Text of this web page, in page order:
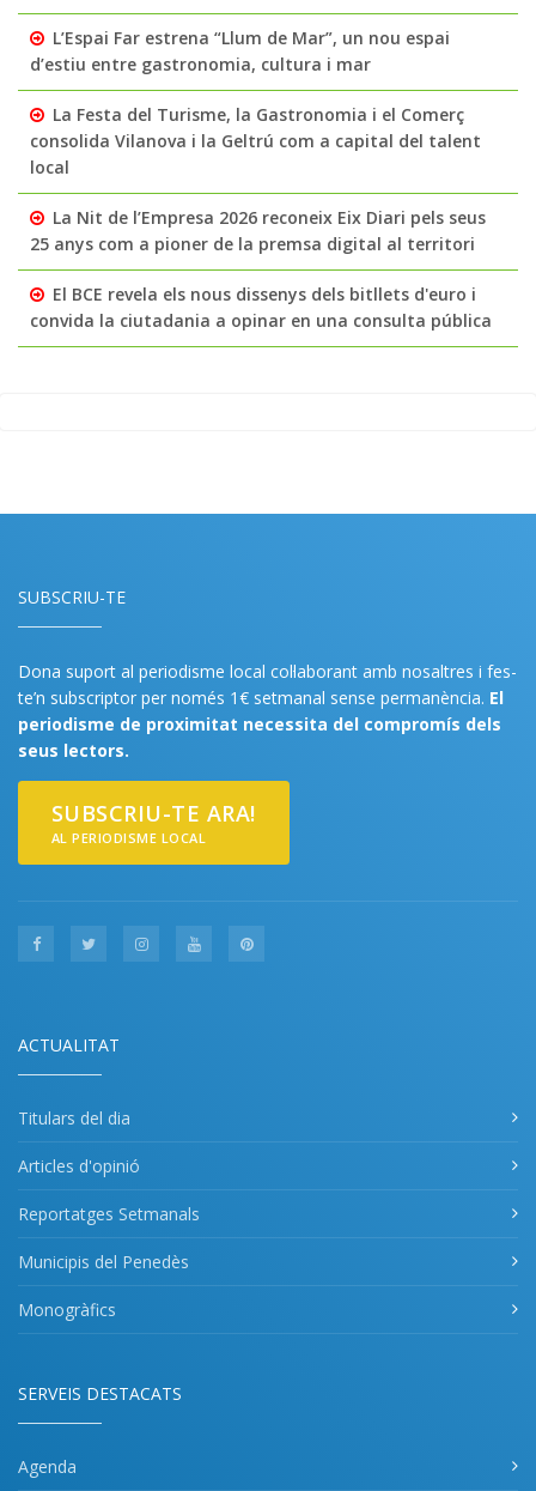
L’Espai Far estrena “Llum de Mar”, un nou espai
d’estiu entre gastronomia, cultura i mar
La Festa del Turisme, la Gastronomia i el Comerç
consolida Vilanova i la Geltrú com a capital del talent
local
La Nit de l’Empresa 2026 reconeix Eix Diari pels seus
25 anys com a pioner de la premsa digital al territori
El BCE revela els nous dissenys dels bitllets d'euro i
convida la ciutadania a opinar en una consulta pública
SUBSCRIU-TE
Dona suport al periodisme local col·laborant amb nosaltres i fes-
te’n subscriptor per només 1€ setmanal sense permanència. El
periodisme de proximitat necessita del compromís dels
seus lectors.
SUBSCRIU-TE ARA!
AL PERIODISME LOCAL
ACTUALITAT
Titulars del dia
Articles d'opinió
Reportatges Setmanals
Municipis del Penedès
Monogràfics
SERVEIS DESTACATS
Agenda